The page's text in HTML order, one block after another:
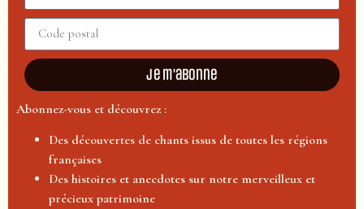
Je m'abonne
Abonnez-vous et découvrez :
Des découvertes de chants issus de toutes les régions
françaises
Des histoires et anecdotes sur notre merveilleux et
précieux patrimoine